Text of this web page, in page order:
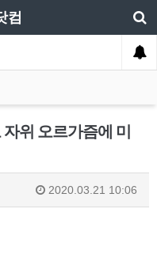
컴
위 오르가즘에 미
2020.03.21 10:06